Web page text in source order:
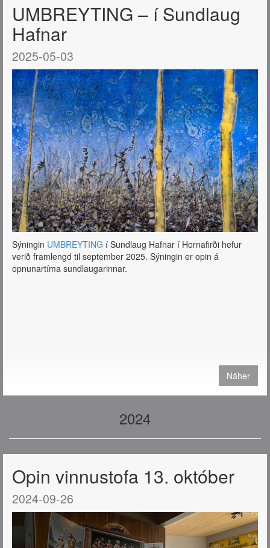
Hágæða prent af málverkum mínum eru nú í boði í tveimur
stærðum: 40x50 cm. og 50x70 cm.
Öll þau málverk sem birtast hér á síðunni má útfæra sem
prentaðar útgáfur og fá sendar hvert sem er í heiminum.
Sjá verð og nánari
upplýsingarhttps://tryggvadottir.com/is/publication/27/
UMBREYTING – í Sundlaug
Hafnar
2025-05-03
Sýningin UMBREYTING í Sundlaug Hafnar í Hornafirði hefur
verið framlengd til september 2025. Sýningin er opin á
opnunartíma sundlaugarinnar.
Näher
2024
Opin vinnustofa 13. október
2024-09-26